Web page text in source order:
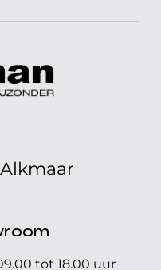
Alkmaar
tot 18.00 uur